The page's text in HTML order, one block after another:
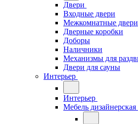
Двери
Входные двери
Межкомнатные двери
Дверные коробки
Доборы
Наличники
Механизмы для
Двери для сауны
Интерьер
Интерьер
Мебель дизайнерская